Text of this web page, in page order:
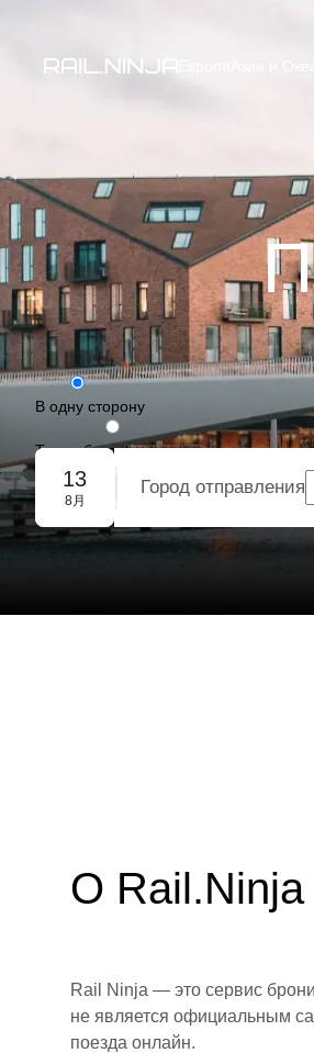
В одну сторону
Туда-обратно
Групповое бронирование
13
8月
Город отправления
О Rail.Ninja
Rail Ninja — это сервис
не является официальным
поезда онлайн.